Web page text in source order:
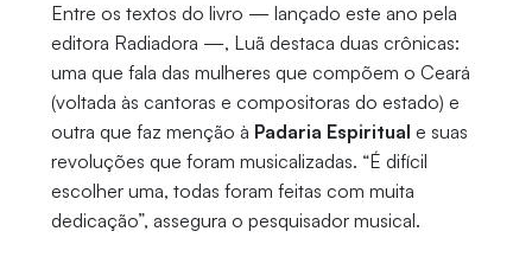
Entre os textos do livro — lançado este ano pela
editora Radiadora —, Luã destaca duas crônicas:
uma que fala das mulheres que compõem o Ceará
(voltada às cantoras e compositoras do estado) e
outra que faz menção à Padaria Espiritual e suas
revoluções que foram musicalizadas. “É difícil
escolher uma, todas foram feitas com muita
dedicação”, assegura o pesquisador musical.